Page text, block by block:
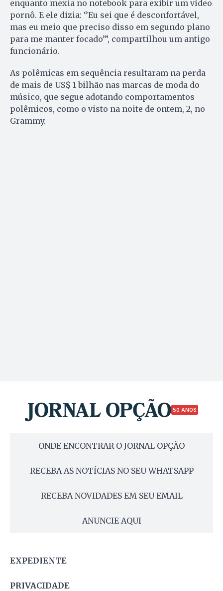
enquanto mexia no notebook para exibir um vídeo
pornô. E ele dizia: ‘’Eu sei que é desconfortável,
mas eu meio que preciso disso em segundo plano
para me manter focado’”, compartilhou um antigo
funcionário.
As polêmicas em sequência resultaram na perda
de mais de US$ 1 bilhão nas marcas de moda do
músico, que segue adotando comportamentos
polêmicos, como o visto na noite de ontem, 2, no
Grammy.
50 ANOS
ONDE ENCONTRAR O JORNAL OPÇÃO
RECEBA AS NOTÍCIAS NO SEU WHATSAPP
RECEBA NOVIDADES EM SEU EMAIL
ANUNCIE AQUI
EXPEDIENTE
PRIVACIDADE